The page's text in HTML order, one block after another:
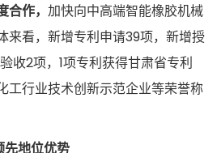
作， 加快向中高端智能橡胶机械
来看，新增专利申请39项，新增授
收2项，1项专利获得甘肃省专利
工行业技术创新示范企业等荣誉称
先地位优势